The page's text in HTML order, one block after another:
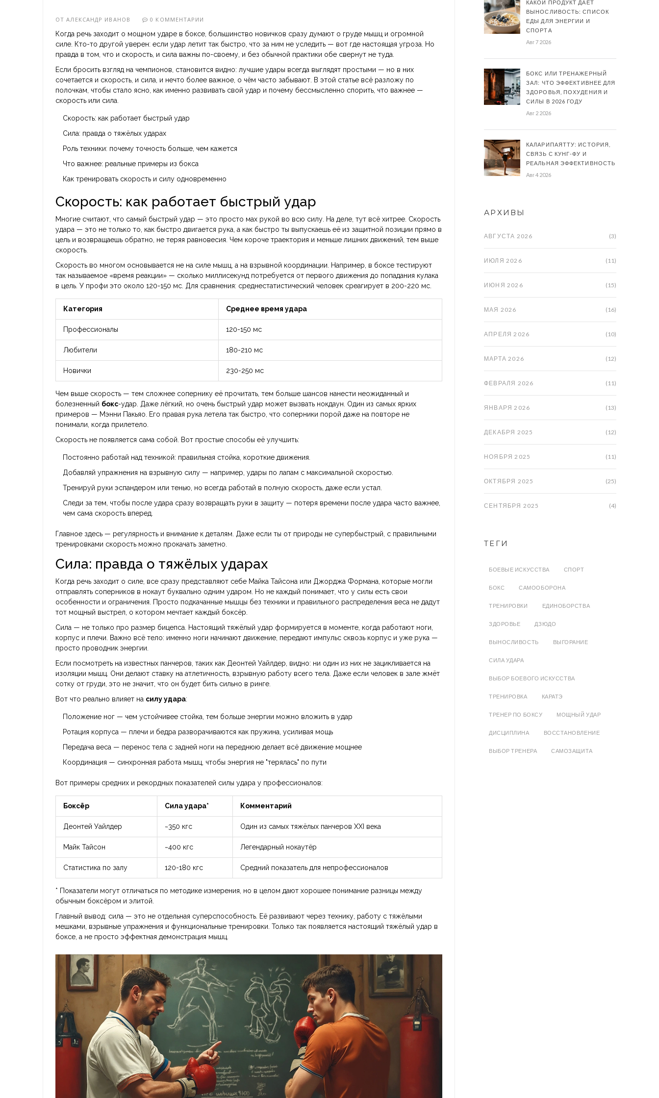
ОТАЛЕКСАНДР ИВАНОВ 0 КОММЕНТАРИИ
Когда речь заходит о мощном ударе в боксе, большинство новичков сразу думают о груде мышц и огромной
силе. Кто-то другой уверен: если удар летит так быстро, что за ним не уследить — вот где настоящая угроза. Но
правда в том, что и скорость, и сила важны по-своему, и без обычной практики обе свернут не туда.
Если бросить взгляд на чемпионов, становится видно: лучшие удары всегда выглядят простыми — но в них
сочетается и скорость, и сила, и нечто более важное, о чём часто забывают. В этой статье всё разложу по
полочкам, чтобы стало ясно, как именно развивать свой удар и почему бессмысленно спорить, что важнее —
скорость или сила.
Скорость: как работает быстрый удар
Сила: правда о тяжёлых ударах
Роль техники: почему точность больше, чем кажется
Что важнее: реальные примеры из бокса
Как тренировать скорость и силу одновременно
Скорость: как работает быстрый удар
Многие считают, что самый быстрый удар — это просто мах рукой во всю силу. На деле, тут всё хитрее. Скорость
удара — это не только то, как быстро двигается рука, а как быстро ты выпускаешь её из защитной позиции прямо в
цель и возвращаешь обратно, не теряя равновесия. Чем короче траектория и меньше лишних движений, тем выше
скорость.
Скорость во многом основывается не на силе мышц, а на взрывной координации. Например, в боксе тестируют
так называемое «время реакции» — сколько миллисекунд потребуется от первого движения до попадания кулака
в цель. У профи это около 120-150 мс. Для сравнения: среднестатистический человек среагирует в 200-220 мс.
Категория Среднее время удара
Профессионалы 120-150 мс
Любители 180-210 мс
Новички 230-250 мс
Чем выше скорость — тем сложнее сопернику её прочитать, тем больше шансов нанести неожиданный и
болезненный бокс-удар. Даже лёгкий, но очень быстрый удар может вызвать нокдаун. Один из самых ярких
примеров — Мэнни Пакьяо. Его правая рука летела так быстро, что соперники порой даже на повторе не
понимали, когда прилетело.
Скорость не появляется сама собой. Вот простые способы её улучшить:
Постоянно работай над техникой: правильная стойка, короткие движения.
Добавляй упражнения на взрывную силу — например, удары по лапам с максимальной скоростью.
Тренируй руки эспандером или тенью, но всегда работай в полную скорость, даже если устал.
Следи за тем, чтобы после удара сразу возвращать руки в защиту — потеря времени после удара часто важнее,
чем сама скорость вперед.
Главное здесь — регулярность и внимание к деталям. Даже если ты от природы не супербыстрый, с правильными
тренировками скорость можно прокачать заметно.
Сила: правда о тяжёлых ударах
Когда речь заходит о силе, все сразу представляют себе Майка Тайсона или Джорджа Формана, которые могли
отправлять соперников в нокаут буквально одним ударом. Но не каждый понимает, что у силы есть свои
особенности и ограничения. Просто подкачанные мышцы без техники и правильного распределения веса не дадут
тот мощный выстрел, о котором мечтает каждый боксёр.
Сила — не только про размер бицепса. Настоящий тяжёлый удар формируется в моменте, когда работают ноги,
корпус и плечи. Важно всё тело: именно ноги начинают движение, передают импульс сквозь корпус и уже рука —
просто проводник энергии.
Если посмотреть на известных панчеров, таких как Деонтей Уайлдер, видно: ни один из них не зацикливается на
изоляции мышц. Они делают ставку на атлетичность, взрывную работу всего тела. Даже если человек в зале жмёт
сотку от груди, это не значит, что он будет бить сильно в ринге.
Вот что реально влияет на силу удара:
Положение ног — чем устойчивее стойка, тем больше энергии можно вложить в удар
Ротация корпуса — плечи и бедра разворачиваются как пружина, усиливая мощь
Передача веса — перенос тела с задней ноги на переднюю делает всё движение мощнее
Координация — синхронная работа мышц, чтобы энергия не "терялась" по пути
Вот примеры средних и рекордных показателей силы удара у профессионалов:
Боксёр Сила удара* Комментарий
Деонтей Уайлдер ~350 кгс Один из самых тяжёлых панчеров XXI века
Майк Тайсон ~400 кгс Легендарный нокаутёр
Статистика по залу 120-180 кгс Средний показатель для непрофессионалов
* Показатели могут отличаться по методике измерения, но в целом дают хорошее понимание разницы между
обычным боксёром и элитой.
Главный вывод: сила — это не отдельная суперспособность. Её развивают через технику, работу с тяжёлыми
мешками, взрывные упражнения и функциональные тренировки. Только так появляется настоящий тяжёлый удар в
боксе, а не просто эффектная демонстрация мышц.
КАКОЙ ПРОДУКТ ДАЕТ
ВЫНОСЛИВОСТЬ: СПИСОК
ЕДЫ ДЛЯ ЭНЕРГИИ И
СПОРТА
Авг 7 2026
БОКС ИЛИ ТРЕНАЖЕРНЫЙ
ЗАЛ: ЧТО ЭФФЕКТИВНЕЕ ДЛЯ
ЗДОРОВЬЯ, ПОХУДЕНИЯ И
СИЛЫ В 2026 ГОДУ
Авг 2 2026
КАЛАРИПАЯТТУ: ИСТОРИЯ,
СВЯЗЬ С КУНГ-ФУ И
РЕАЛЬНАЯ ЭФФЕКТИВНОСТЬ
Авг 4 2026
АРХИВЫ
АВГУСТА 2026 (3)
ИЮЛЯ 2026 (11)
ИЮНЯ 2026 (15)
МАЯ 2026 (16)
АПРЕЛЯ 2026 (10)
МАРТА 2026 (12)
ФЕВРАЛЯ 2026 (11)
ЯНВАРЯ 2026 (13)
ДЕКАБРЯ 2025 (12)
НОЯБРЯ 2025 (11)
ОКТЯБРЯ 2025 (25)
СЕНТЯБРЯ 2025 (4)
ТЕГИ
БОЕВЫЕ ИСКУССТВА СПОРТ
БОКС САМООБОРОНА
ТРЕНИРОВКИ ЕДИНОБОРСТВА
ЗДОРОВЬЕ ДЗЮДО
ВЫНОСЛИВОСТЬ ВЫГОРАНИЕ
СИЛА УДАРА
ВЫБОР БОЕВОГО ИСКУССТВА
ТРЕНИРОВКА КАРАТЭ
ТРЕНЕР ПО БОКСУ МОЩНЫЙ УДАР
ДИСЦИПЛИНА ВОССТАНОВЛЕНИЕ
ВЫБОР ТРЕНЕРА САМОЗАЩИТА